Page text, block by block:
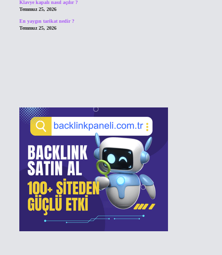
Klavye kapalı nasıl açılır ?
Temmuz 25, 2026
En yaygın tarikat nedir ?
Temmuz 25, 2026